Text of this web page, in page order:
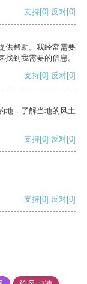
支持[0] 反对[0]
供帮助。我经常需要
到我需要的信息。
支持[0] 反对[0]
地，了解当地的风土
支持[0] 反对[0]
支持[0] 反对[0]